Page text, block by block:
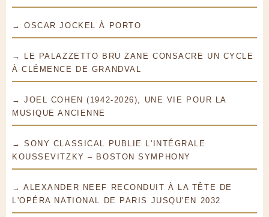
→ OSCAR JOCKEL À PORTO
→ LE PALAZZETTO BRU ZANE CONSACRE UN CYCLE
À CLÉMENCE DE GRANDVAL
→ JOEL COHEN (1942-2026), UNE VIE POUR LA
MUSIQUE ANCIENNE
→ SONY CLASSICAL PUBLIE L'INTÉGRALE
KOUSSEVITZKY – BOSTON SYMPHONY
→ ALEXANDER NEEF RECONDUIT À LA TÊTE DE
L'OPÉRA NATIONAL DE PARIS JUSQU'EN 2032